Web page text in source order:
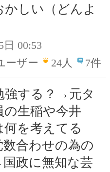
かしい（どんよ
日 00:53
ーザー
24人 7件
強する？→元タ
の生稲や今井
何を考えてる
合わせの為の
政に無知な芸